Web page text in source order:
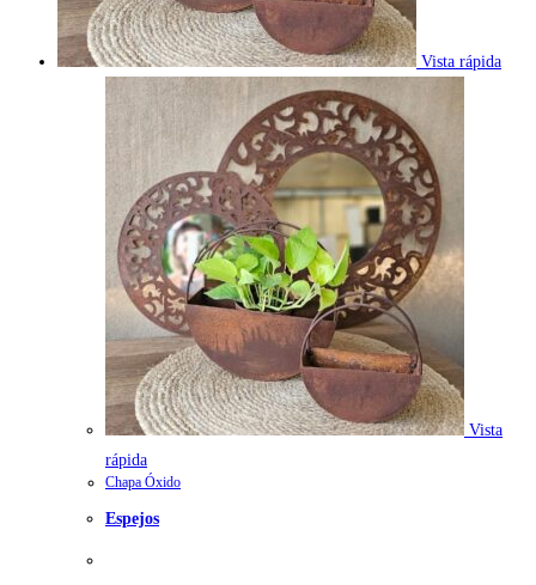
Vista rápida
Vista
rápida
Chapa Óxido
Espejos